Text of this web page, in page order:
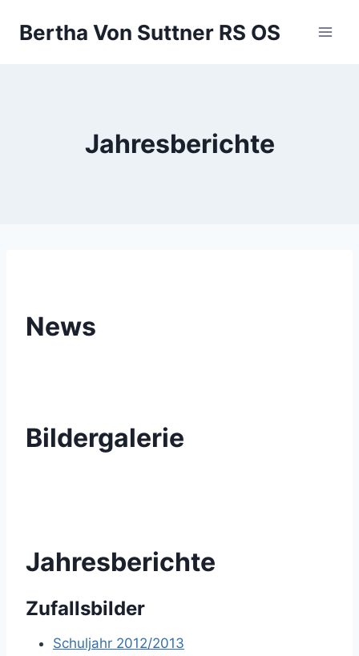
InhaltBertha Von Suttner RS OS
Jahresberichte
News
Bildergalerie
Jahresberichte
Zufallsbilder
Schuljahr 2012/2013